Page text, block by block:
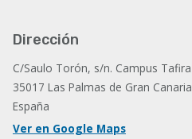
Dirección
C/Saulo Torón, s/n. Campus Tafira
35017 Las Palmas de Gran Canaria
España
Ver en Google Maps